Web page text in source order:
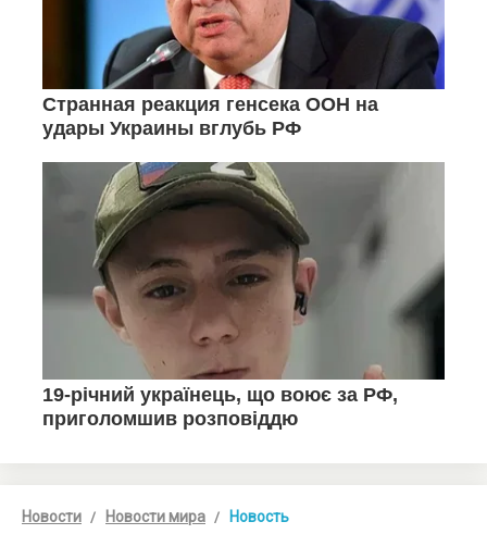
Новости Новости мира Новость